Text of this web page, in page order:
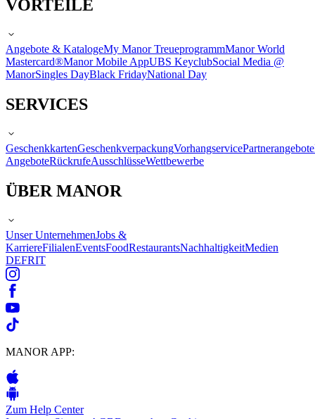
VORTEILE
Angebote & KatalogeMy Manor TreueprogrammManor World
Mastercard®Manor Mobile AppUBS KeyclubSocial Media @
ManorSingles DayBlack FridayNational Day
SERVICES
GeschenkkartenGeschenkverpackungVorhangservicePartnerangebote
AngeboteRückrufeAusschlüsseWettbewerbe
ÜBER MANOR
Unser UnternehmenJobs &
KarriereFilialenEventsFoodRestaurantsNachhaltigkeitMedien
DEFRIT
MANOR APP:
Zum Help Center